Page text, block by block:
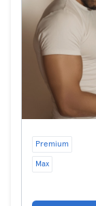
Premium
Max